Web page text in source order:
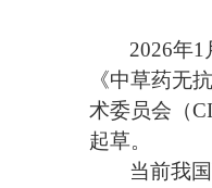
2026年1
《中草药无
术委员会（
起草。
当前我